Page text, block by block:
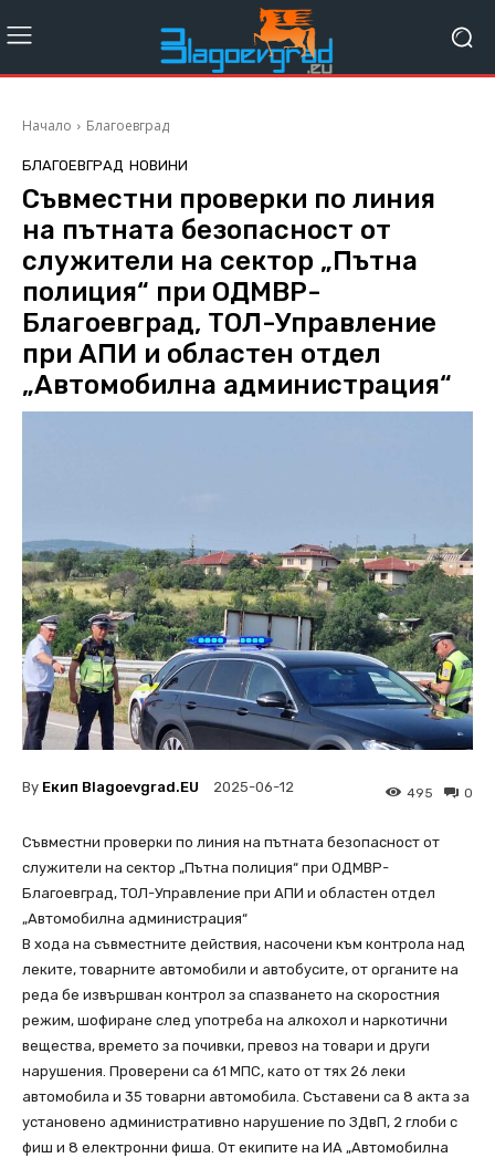
Начало Благоевград
БЛАГОЕВГРАД НОВИНИ
Съвместни проверки по линия
на пътната безопасност от
служители на сектор „Пътна
полиция“ при ОДМВР-
Благоевград, ТОЛ-Управление
при АПИ и областен отдел
„Автомобилна администрация“
By Екип Blagoevgrad.EU 2025-06-12 0
495
Съвместни проверки по линия на пътната безопасност от
служители на сектор „Пътна полиция“ при ОДМВР-
Благоевград, ТОЛ-Управление при АПИ и областен отдел
„Автомобилна администрация“
В хода на съвместните действия, насочени към контрола над
леките, товарните автомобили и автобусите, от органите на
реда бе извършван контрол за спазването на скоростния
режим, шофиране след употреба на алкохол и наркотични
вещества, времето за почивки, превоз на товари и други
нарушения. Проверени са 61 МПС, като от тях 26 леки
автомобила и 35 товарни автомобила. Съставени са 8 акта за
установено административно нарушение по ЗДвП, 2 глоби с
фиш и 8 електронни фиша. От екипите на ИА „Автомобилна